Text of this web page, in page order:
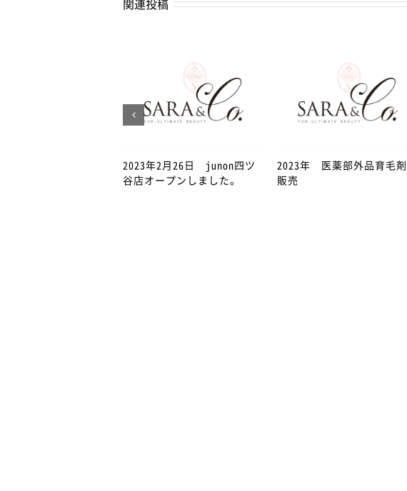
関連投稿
2023年2月26日 junon四ツ
谷店オープンしました。
2023年 医薬部外品育毛剤
販売